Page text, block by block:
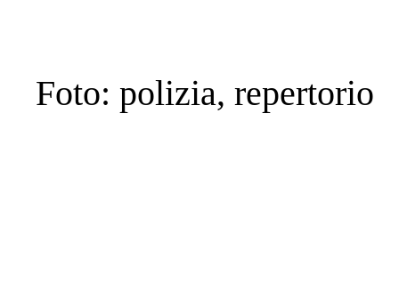
Foto: polizia, repertorio